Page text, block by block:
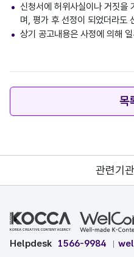
신청서에 허위사실이나 거짓을
며, 평가 후 선정이 되었더라도
상기 공고내용은 사정에 의해
목
관련기
Helpdesk 1566-9984